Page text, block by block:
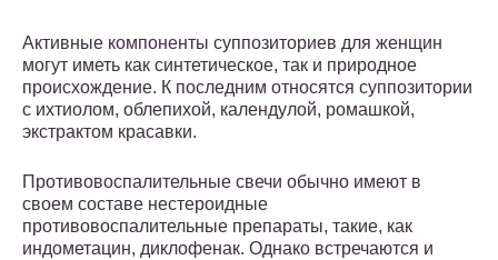
Активные компоненты суппозиториев для женщин
могут иметь как синтетическое, так и природное
происхождение. К последним относятся суппозитории
с ихтиолом, облепихой, календулой, ромашкой,
экстрактом красавки.
Противовоспалительные свечи обычно имеют в
своем составе нестероидные
противовоспалительные препараты, такие, как
индометацин, диклофенак. Однако встречаются и